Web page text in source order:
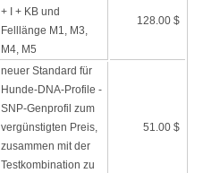
+ I + KB und
Felllänge M1, M3,
M4, M5
128.00 $
neuer Standard für
Hunde-DNA-Profile -
SNP-Genprofil zum
vergünstigten Preis,
zusammen mit der
Testkombination zu
51.00 $